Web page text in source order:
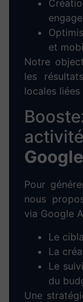
Notre
site
1.
ou
vos
et
adaptée.
3.
d’un
4.
5.